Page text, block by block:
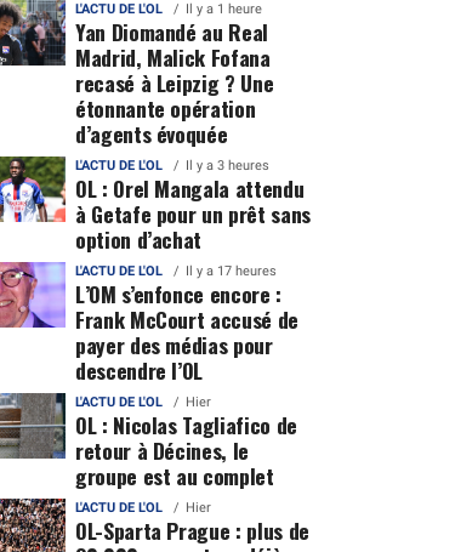
L'ACTU DE L'OL Il y a 1 heure
Yan Diomandé au Real
Madrid, Malick Fofana
recasé à Leipzig ? Une
étonnante opération
d’agents évoquée
L'ACTU DE L'OL Il y a 3 heures
OL : Orel Mangala attendu
à Getafe pour un prêt sans
option d’achat
L'ACTU DE L'OL Il y a 17 heures
L’OM s’enfonce encore :
Frank McCourt accusé de
payer des médias pour
descendre l’OL
L'ACTU DE L'OL Hier
OL : Nicolas Tagliafico de
retour à Décines, le
groupe est au complet
L'ACTU DE L'OL Hier
OL-Sparta Prague : plus de